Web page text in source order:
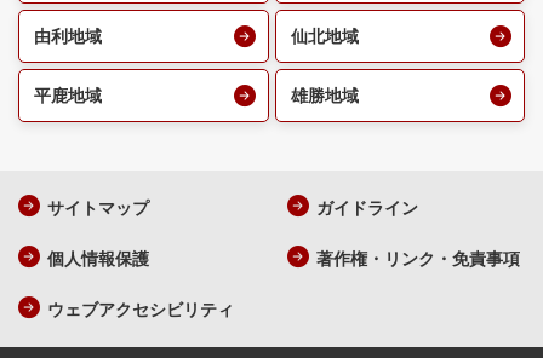
由利地域 仙北地域
平鹿地域 雄勝地域
サイトマップ ガイドライン
個人情報保護 著作権・リンク・免責事項
ウェブアクセシビリティ